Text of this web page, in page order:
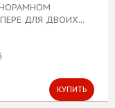
ДЛЯ ДВОИХ...
КУПИТЬ